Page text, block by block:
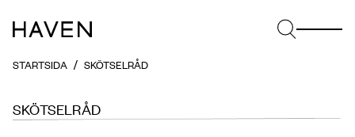
STARTSIDA SKÖTSELRÅD
SKÖTSELRÅD